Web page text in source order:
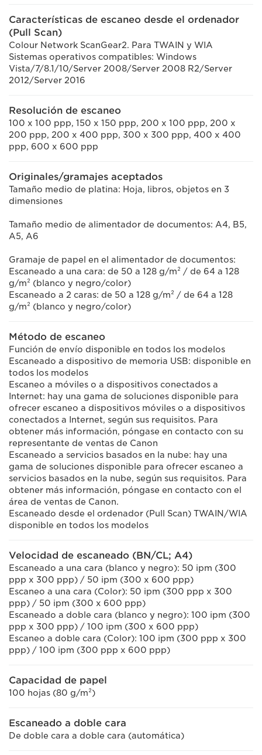
Características de escaneo desde el ordenador
(Pull Scan)
Colour Network ScanGear2. Para TWAIN y WIA
Sistemas operativos compatibles: Windows
Vista/7/8.1/10/Server 2008/Server 2008 R2/Server
2012/Server 2016
Resolución de escaneo
100 x 100 ppp, 150 x 150 ppp, 200 x 100 ppp, 200 x
200 ppp, 200 x 400 ppp, 300 x 300 ppp, 400 x 400
ppp, 600 x 600 ppp
Originales/gramajes aceptados
Tamaño medio de platina: Hoja, libros, objetos en 3
dimensiones
Tamaño medio de alimentador de documentos: A4, B5,
A5, A6
Gramaje de papel en el alimentador de documentos:
Escaneado a una cara: de 50 a 128 g/m² / de 64 a 128
g/m² (blanco y negro/color)
Escaneado a 2 caras: de 50 a 128 g/m² / de 64 a 128
g/m² (blanco y negro/color)
Método de escaneo
Función de envío disponible en todos los modelos
Escaneado a dispositivo de memoria USB: disponible en
todos los modelos
Escaneo a móviles o a dispositivos conectados a
Internet: hay una gama de soluciones disponible para
ofrecer escaneo a dispositivos móviles o a dispositivos
conectados a Internet, según sus requisitos. Para
obtener más información, póngase en contacto con su
representante de ventas de Canon
Escaneado a servicios basados en la nube: hay una
gama de soluciones disponible para ofrecer escaneo a
servicios basados en la nube, según sus requisitos. Para
obtener más información, póngase en contacto con el
área de ventas de Canon.
Escaneado desde el ordenador (Pull Scan) TWAIN/WIA
disponible en todos los modelos
Velocidad de escaneado (BN/CL; A4)
Escaneado a una cara (blanco y negro): 50 ipm (300
ppp x 300 ppp) / 50 ipm (300 x 600 ppp)
Escaneo a una cara (Color): 50 ipm (300 ppp x 300
ppp) / 50 ipm (300 x 600 ppp)
Escaneado a doble cara (blanco y negro): 100 ipm (300
ppp x 300 ppp) / 100 ipm (300 x 600 ppp)
Escaneo a doble cara (Color): 100 ipm (300 ppp x 300
ppp) / 100 ipm (300 ppp x 600 ppp)
Capacidad de papel
100 hojas (80 g/m²)
Escaneado a doble cara
De doble cara a doble cara (automática)